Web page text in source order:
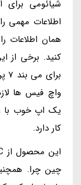
شیائومی
اطلاعات مهمی
همان اطلاعات
کنید. برخی از
یک اپ خوب با
کار دارد.
چین چرا.